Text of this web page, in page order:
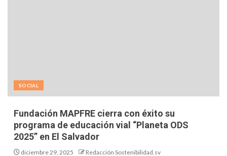
SOCIAL
Fundación MAPFRE cierra con éxito su
programa de educación vial “Planeta ODS
2025” en El Salvador
diciembre 29, 2025 Redacción Sostenibilidad.sv